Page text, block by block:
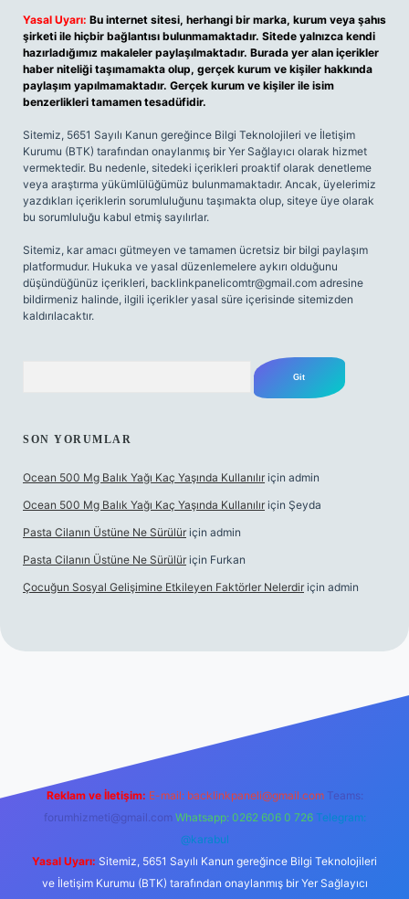
Yasal Uyarı: Bu internet sitesi, herhangi bir marka, kurum veya şahıs
şirketi ile hiçbir bağlantısı bulunmamaktadır. Sitede yalnızca kendi
hazırladığımız makaleler paylaşılmaktadır. Burada yer alan içerikler
haber niteliği taşımamakta olup, gerçek kurum ve kişiler hakkında
paylaşım yapılmamaktadır. Gerçek kurum ve kişiler ile isim
benzerlikleri tamamen tesadüfidir.
Sitemiz, 5651 Sayılı Kanun gereğince Bilgi Teknolojileri ve İletişim
Kurumu (BTK) tarafından onaylanmış bir Yer Sağlayıcı olarak hizmet
vermektedir. Bu nedenle, sitedeki içerikleri proaktif olarak denetleme
veya araştırma yükümlülüğümüz bulunmamaktadır. Ancak, üyelerimiz
yazdıkları içeriklerin sorumluluğunu taşımakta olup, siteye üye olarak
bu sorumluluğu kabul etmiş sayılırlar.
Sitemiz, kar amacı gütmeyen ve tamamen ücretsiz bir bilgi paylaşım
platformudur. Hukuka ve yasal düzenlemelere aykırı olduğunu
düşündüğünüz içerikleri, backlinkpanelicomtr@gmail.com adresine
bildirmeniz halinde, ilgili içerikler yasal süre içerisinde sitemizden
kaldırılacaktır.
SON YORUMLAR
Ocean 500 Mg Balık Yağı Kaç Yaşında Kullanılır için admin
Ocean 500 Mg Balık Yağı Kaç Yaşında Kullanılır için Şeyda
Pasta Cilanın Üstüne Ne Sürülür için admin
Pasta Cilanın Üstüne Ne Sürülür için Furkan
Çocuğun Sosyal Gelişimine Etkileyen Faktörler Nelerdir için admin
Reklam ve İletişim: E-mail: backlinkpaneli@gmail.com Teams:
forumhizmeti@gmail.com Whatsapp: 0262 606 0 726 Telegram:
@karabul
Yasal Uyarı: Sitemiz, 5651 Sayılı Kanun gereğince Bilgi Teknolojileri
ve İletişim Kurumu (BTK) tarafından onaylanmış bir Yer Sağlayıcı